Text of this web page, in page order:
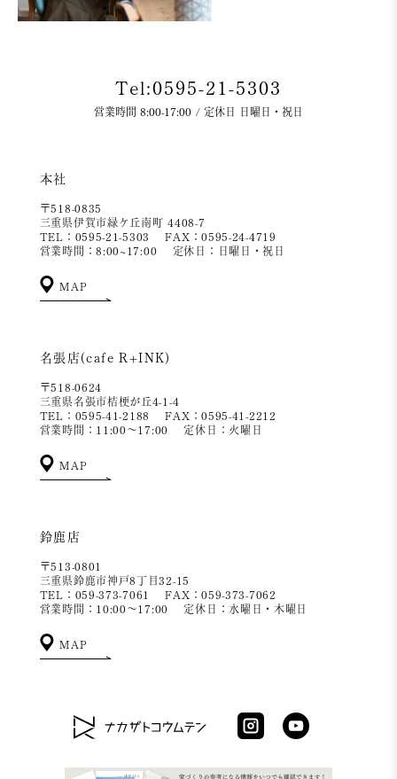
Tel:0595-21-5303
営業時間 8:00-17:00 / 定休日 日曜日・祝日
本社
〒518-0835
三重県伊賀市緑ケ丘南町 4408-7
TEL：0595-21-5303
FAX：0595-24-4719
営業時間：8:00~17:00
定休日：日曜日・祝日
MAP
名張店(cafe R+INK)
〒518-0624
三重県名張市桔梗が丘4-1-4
TEL：0595-41-2188
FAX：0595-41-2212
営業時間：11:00～17:00
定休日：火曜日
MAP
鈴鹿店
〒513-0801
三重県鈴鹿市神戸8丁目32-15
TEL：059-373-7061
FAX：059-373-7062
営業時間：10:00～17:00
定休日：水曜日・木曜日
MAP